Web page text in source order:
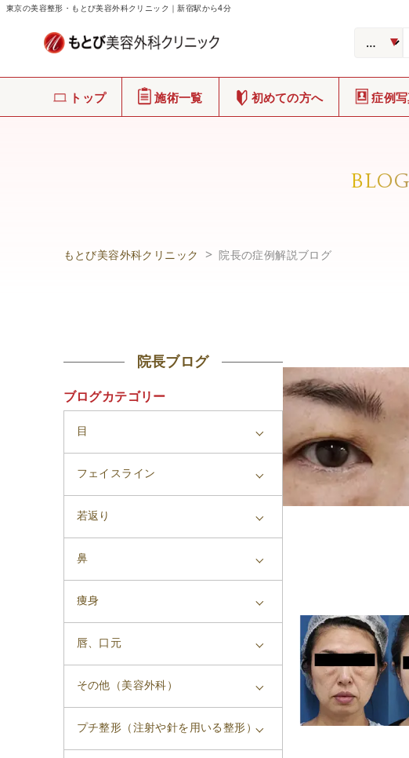
東京の美容整形・もとび美容外科クリニック｜新宿駅から4分
トップ 施術一覧 初めての方へ 症例
BLOG
もとび美容外科クリニック 院長の症例解説ブログ
院長ブログ
ブログカテゴリー
目
フェイスライン
若返り
鼻
痩身
唇、口元
その他（美容外科）
プチ整形（注射や針を用いる整形）